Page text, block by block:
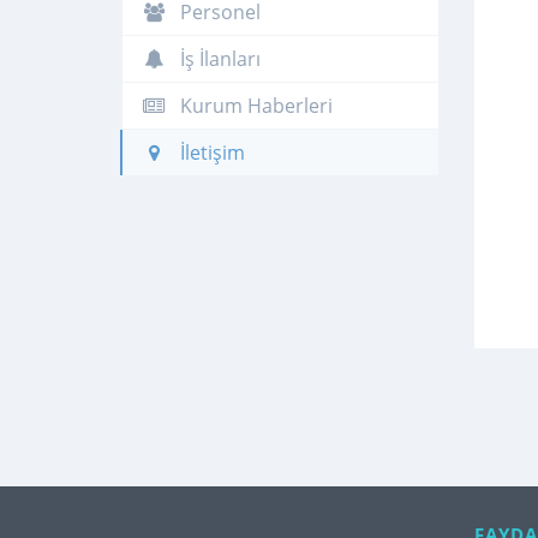
Personel
İş İlanları
Kurum Haberleri
İletişim